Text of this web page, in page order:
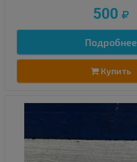
500
Подробнее
Купить